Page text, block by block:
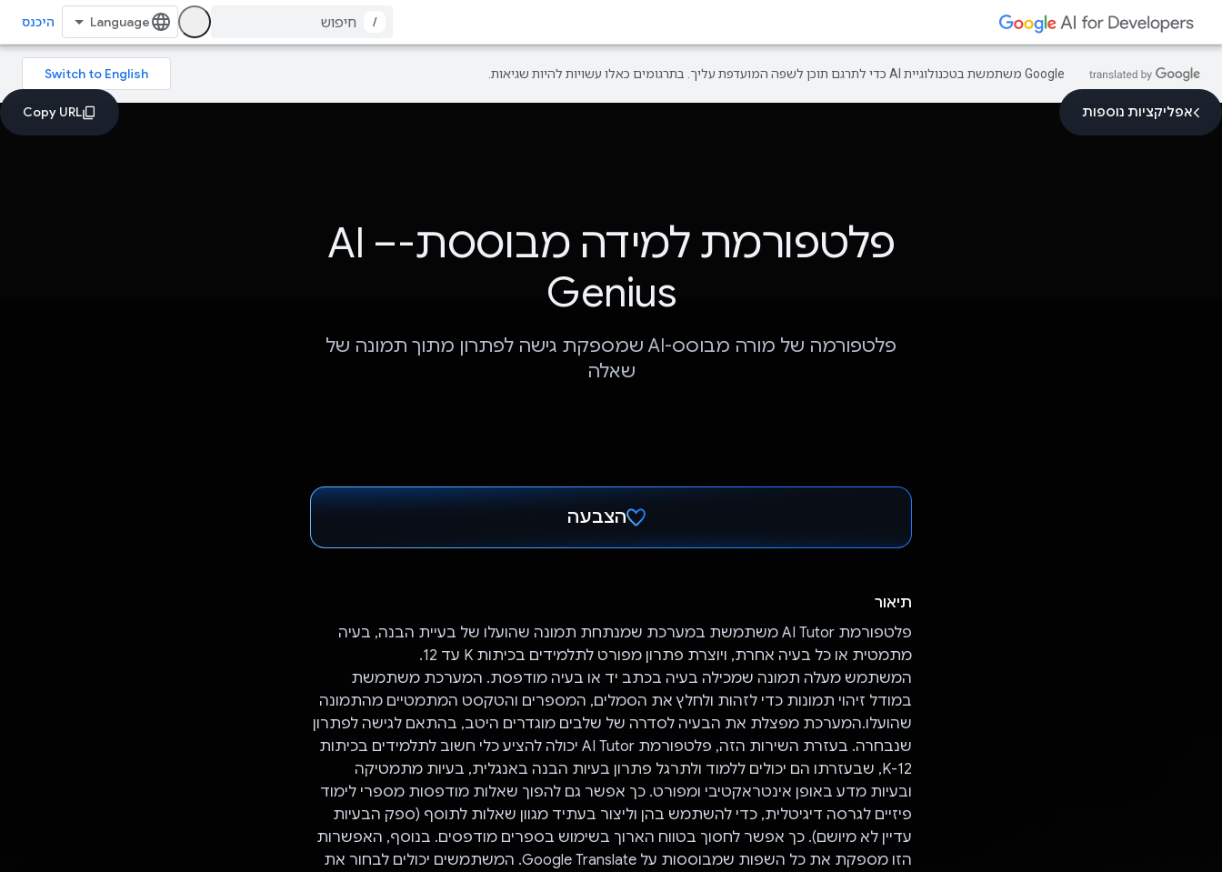
/ היכנס
‫Google משתמשת בטכנולוגיית AI כדי לתרגם תוכן לשפה המועדפת עליך. בתרגומים כאלו עשויות להיות שגיאות.
אפליקציות נוספות
פלטפורמת למידה מבוססת-AI –
Genius
פלטפורמה של מורה מבוסס-AI שמספקת גישה לפתרון מתוך תמונה של
שאלה
הצבעה
תיאור
פלטפורמת AI Tutor משתמשת במערכת שמנתחת תמונה שהועלו של בעיית הבנה, בעיה
מתמטית או כל בעיה אחרת, ויוצרת פתרון מפורט לתלמידים בכיתות K עד 12.
המשתמש מעלה תמונה שמכילה בעיה בכתב יד או בעיה מודפסת. המערכת משתמשת
במודל זיהוי תמונות כדי לזהות ולחלץ את הסמלים, המספרים והטקסט המתמטיים מהתמונה
שהועלו.המערכת מפצלת את הבעיה לסדרה של שלבים מוגדרים היטב, בהתאם לגישה לפתרון
שנבחרה. בעזרת השירות הזה, פלטפורמת AI Tutor יכולה להציע כלי חשוב לתלמידים בכיתות
K-12, שבעזרתו הם יכולים ללמוד ולתרגל פתרון בעיות הבנה באנגלית, בעיות מתמטיקה
ובעיות מדע באופן אינטראקטיבי ומפורט. כך אפשר גם להפוך שאלות מודפסות מספרי לימוד
פיזיים לגרסה דיגיטלית, כדי להשתמש בהן וליצור בעתיד מגוון שאלות לתוסף (ספק הבעיות
עדיין לא מיושם). כך אפשר לחסוך בטווח הארוך בשימוש בספרים מודפסים. בנוסף, האפשרות
הזו מספקת את כל השפות שמבוססות על Google Translate. המשתמשים יכולים לבחור את